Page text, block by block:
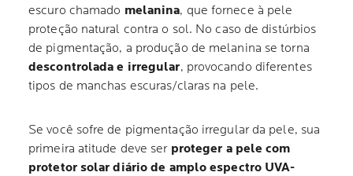
escuro chamado melanina, que fornece à pele
proteção natural contra o sol. No caso de distúrbios
de pigmentação, a produção de melanina se torna
descontrolada e irregular, provocando diferentes
tipos de manchas escuras/claras na pele.
Se você sofre de pigmentação irregular da pele, sua
primeira atitude deve ser proteger a pele com
protetor solar diário de amplo espectro UVA-